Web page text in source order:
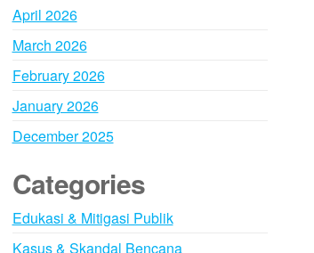
April 2026
March 2026
February 2026
January 2026
December 2025
Categories
Edukasi & Mitigasi Publik
Kasus & Skandal Bencana